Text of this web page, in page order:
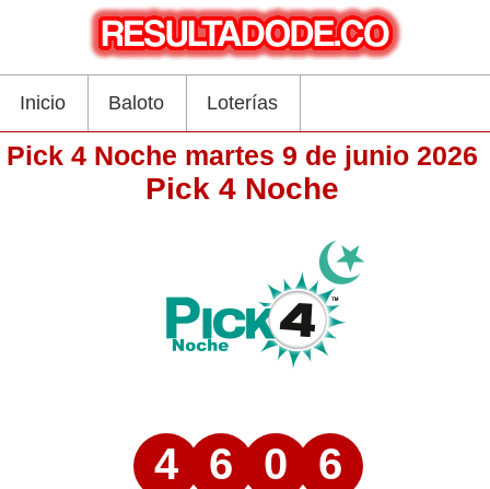
Inicio Baloto Loterías
Pick 4 Noche martes 9 de junio 2026
Pick 4 Noche
4 6 0 6